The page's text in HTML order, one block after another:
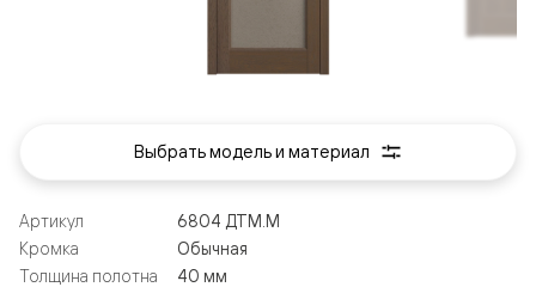
Артикул
6804 ДТМ.М
Кромка
Обычная
Толщина полотна
40 мм
Выбрать модель и материал